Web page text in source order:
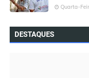
Quarta-
DESTAQUES